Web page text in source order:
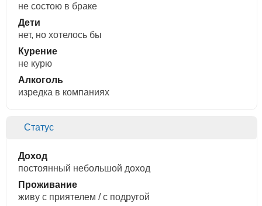
не состою в браке
Дети
нет, но хотелось бы
Курение
не курю
Алкоголь
изредка в компаниях
Статус
Доход
постоянный небольшой доход
Проживание
живу с приятелем / с подругой